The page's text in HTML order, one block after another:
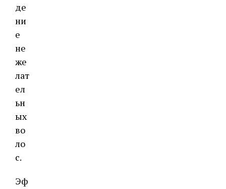
де
ни
е
не
же
лат
ел
ьн
ых
во
ло
с.
Эф